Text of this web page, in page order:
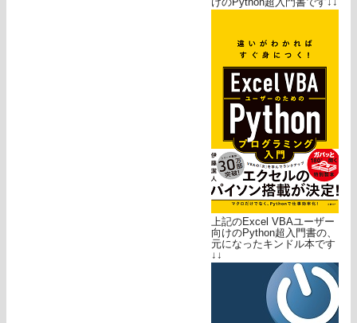
上記のExcel VBAユーザー
向けのPython超入門書の、
元になったキンドル本です
↓↓